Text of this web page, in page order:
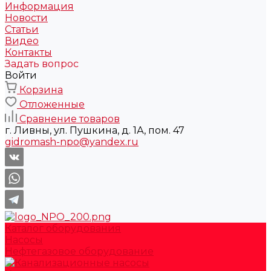
Информация
Новости
Статьи
Видео
Контакты
Задать вопрос
Войти
Корзина
Отложенные
Сравнение товаров
г. Ливны, ул. Пушкина, д. 1А, пом. 47
gidromash-npo@yandex.ru
Каталог оборудования
Насосы
Нефтегазовое оборудование